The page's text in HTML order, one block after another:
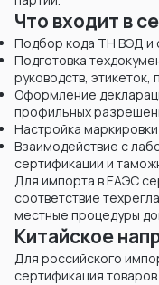
Что входит в
Подбор кода ТН ВЭД и
Подготовка
руководств, этикеток,
Оформление
профильных
Настройка
Взаимодействие с
сертификации и
Для импорта в ЕАЭС
соответствие
местные процедуры
Китайское
Для российского
сертификация